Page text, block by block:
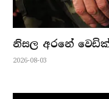
නිසල අරනේ
2026-08-03